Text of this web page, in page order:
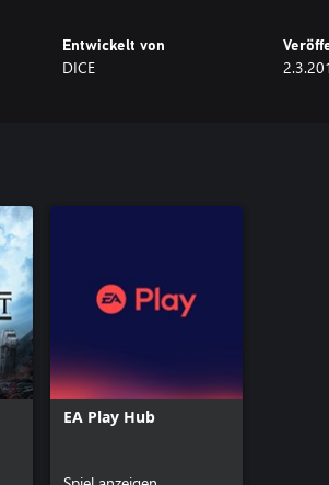
Entwickelt von
DICE
EA Play Hub